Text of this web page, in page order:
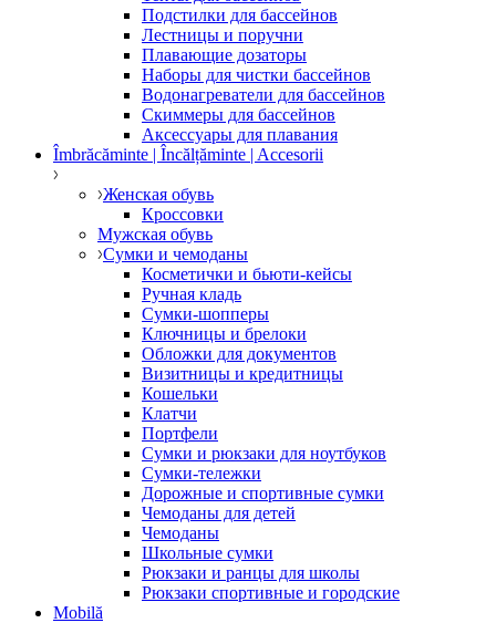
Подстилки для бассейнов
Лестницы и поручни
Плавающие дозаторы
Наборы для чистки бассейнов
Водонагреватели для бассейнов
Скиммеры для бассейнов
Аксессуары для плавания
Îmbrăcăminte | Încălțăminte | Accesorii
Женская обувь
Кроссовки
Мужская обувь
Сумки и чемоданы
Косметички и бьюти-кейсы
Ручная кладь
Сумки-шопперы
Ключницы и брелоки
Обложки для документов
Визитницы и кредитницы
Кошельки
Клатчи
Портфели
Сумки и рюкзаки для ноутбуков
Сумки-тележки
Дорожные и спортивные сумки
Чемоданы для детей
Чемоданы
Школьные сумки
Рюкзаки и ранцы для школы
Рюкзаки спортивные и городские
Mobilă